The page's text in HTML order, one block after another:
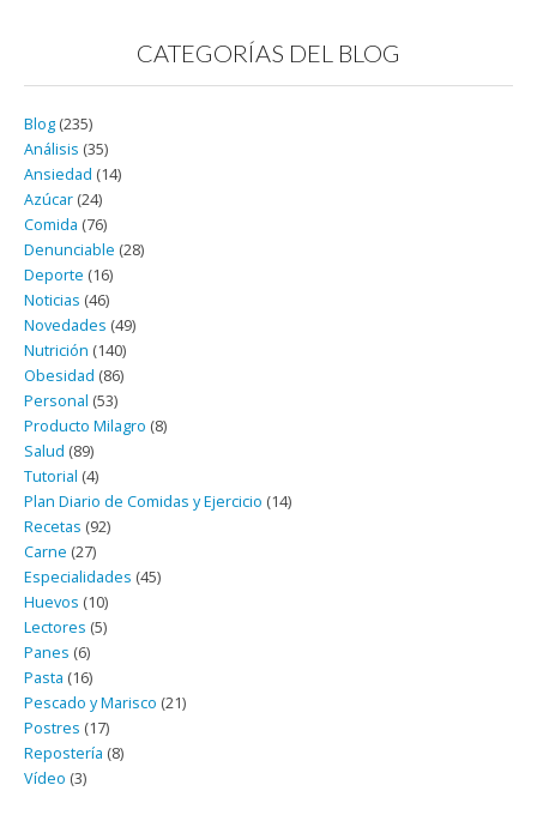
CATEGORÍAS DEL BLOG
Blog (235)
Análisis (35)
Ansiedad (14)
Azúcar (24)
Comida (76)
Denunciable (28)
Deporte (16)
Noticias (46)
Novedades (49)
Nutrición (140)
Obesidad (86)
Personal (53)
Producto Milagro (8)
Salud (89)
Tutorial (4)
Plan Diario de Comidas y Ejercicio (14)
Recetas (92)
Carne (27)
Especialidades (45)
Huevos (10)
Lectores (5)
Panes (6)
Pasta (16)
Pescado y Marisco (21)
Postres (17)
Repostería (8)
Vídeo (3)